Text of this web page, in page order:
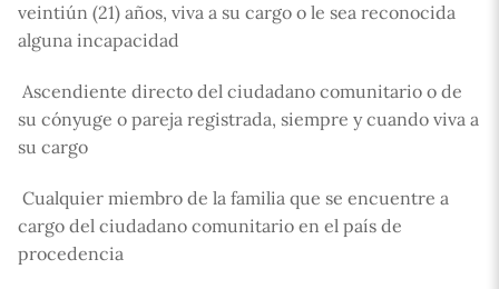
veintiún (21) años, viva a su cargo o le sea reconocida
alguna incapacidad
 Ascendiente directo del ciudadano comunitario o de
su cónyuge o pareja registrada, siempre y cuando viva a
su cargo
 Cualquier miembro de la familia que se encuentre a
cargo del ciudadano comunitario en el país de
procedencia